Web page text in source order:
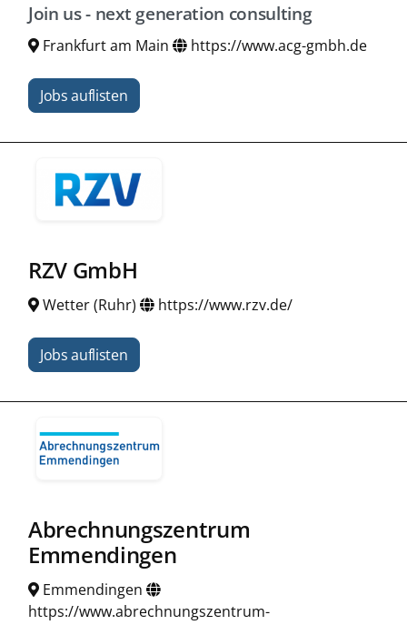
Join us - next generation consulting
Frankfurt am Main https://www.acg-gmbh.de
Jobs auflisten
RZV GmbH
Wetter (Ruhr) https://www.rzv.de/
Jobs auflisten
Abrechnungszentrum
Emmendingen
Emmendingen
https://www.abrechnungszentrum-